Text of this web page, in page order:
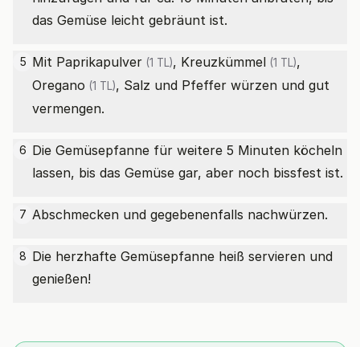
das Gemüse leicht gebräunt ist.
5 Mit Paprikapulver (1 TL), Kreuzkümmel (1 TL),
Oregano (1 TL), Salz und Pfeffer würzen und gut
vermengen.
6 Die Gemüsepfanne für weitere 5 Minuten köcheln
lassen, bis das Gemüse gar, aber noch bissfest ist.
7 Abschmecken und gegebenenfalls nachwürzen.
8 Die herzhafte Gemüsepfanne heiß servieren und
genießen!